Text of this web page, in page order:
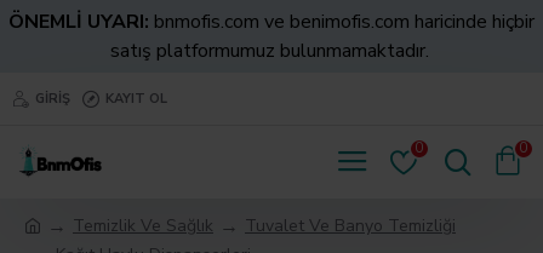
ÖNEMLİ UYARI: bnmofis.com ve benimofis.com haricinde hiçbir
satış platformumuz bulunmamaktadır.
GIRIŞ KAYIT OL
0 0
Temizlik Ve Sağlık
Tuvalet Ve Banyo Temizliği